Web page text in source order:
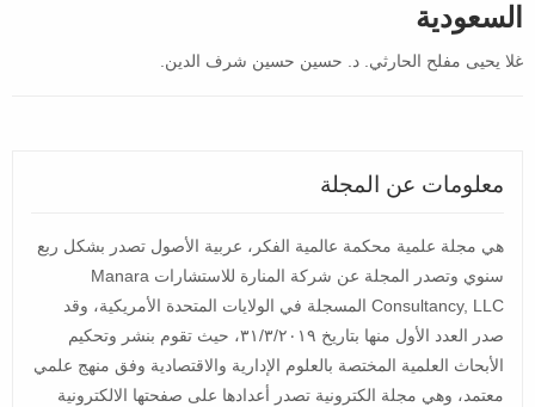
السعودية
غلا يحيى مفلح الحارثي. د. حسين حسين شرف الدين.
معلومات عن المجلة
هي مجلة علمية محكمة عالمية الفكر، عربية الأصول تصدر بشكل ربع
سنوي وتصدر المجلة عن شركة المنارة للاستشارات Manara
Consultancy, LLC المسجلة في الولايات المتحدة الأمريكية، وقد
صدر العدد الأول منها بتاريخ ٣١/٣/٢٠١٩، حيث تقوم بنشر وتحكيم
الأبحاث العلمية المختصة بالعلوم الإدارية والاقتصادية وفق منهج علمي
معتمد، وهي مجلة الكترونية تصدر أعدادها على صفحتها الالكترونية